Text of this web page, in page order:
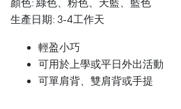
顏色: 綠色、粉色、天藍、藍色
生產日期: 3-4工作天
輕盈小巧
可用於上學或平日外出活動
可單肩背、雙肩背或手提